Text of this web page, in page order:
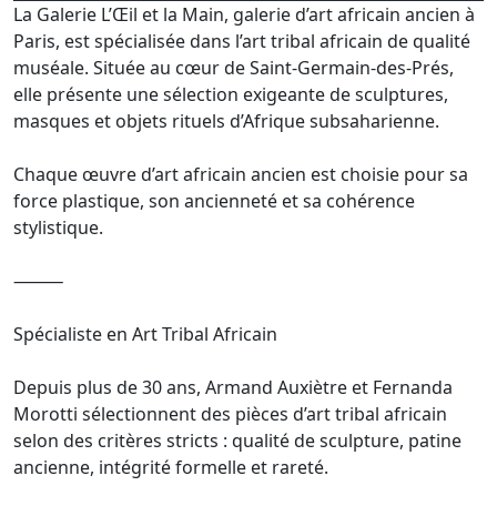
La Galerie L’Œil et la Main, galerie d’art africain ancien à
Paris, est spécialisée dans l’art tribal africain de qualité
muséale. Située au cœur de Saint-Germain-des-Prés,
elle présente une sélection exigeante de sculptures,
masques et objets rituels d’Afrique subsaharienne.
Chaque œuvre d’art africain ancien est choisie pour sa
force plastique, son ancienneté et sa cohérence
stylistique.
⸻
Spécialiste en Art Tribal Africain
Depuis plus de 30 ans, Armand Auxiètre et Fernanda
Morotti sélectionnent des pièces d’art tribal africain
selon des critères stricts : qualité de sculpture, patine
ancienne, intégrité formelle et rareté.